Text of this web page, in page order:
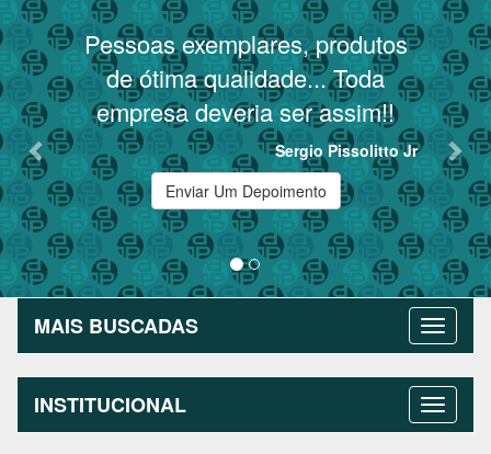
Pessoas exemplares, produtos
de ótima qualidade... Toda
empresa deveria ser assim!!
Sergio Pissolitto Jr
Previous
Enviar Um Depoimento
MAIS BUSCADAS
INSTITUCIONAL